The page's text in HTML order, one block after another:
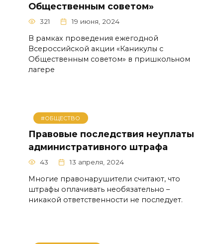
Общественным советом»
321 19 июня, 2024
В рамках проведения ежегодной
Всероссийской акции «Каникулы с
Общественным советом» в пришкольном
лагере
#ОБЩЕСТВО
Правовые последствия неуплаты
административного штрафа
43 13 апреля, 2024
Многие правонарушители считают, что
штрафы оплачивать необязательно –
никакой ответственности не последует.